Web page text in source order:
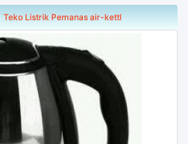
Teko Listrik Pemanas air-kettl